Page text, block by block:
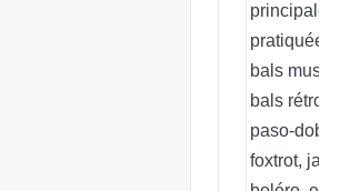
pratiquées
bals
bals rétro :
paso-
foxtrot,